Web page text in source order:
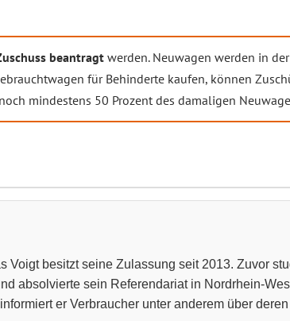
beantragt werden. Neuwagen werden in
für Behinderte kaufen, können
mindestens 50 Prozent des damaligen
Voigt besitzt seine Zulassung seit 2013. Zuvor
absolvierte sein Referendariat in Nordrhein-
er Verbraucher unter anderem über